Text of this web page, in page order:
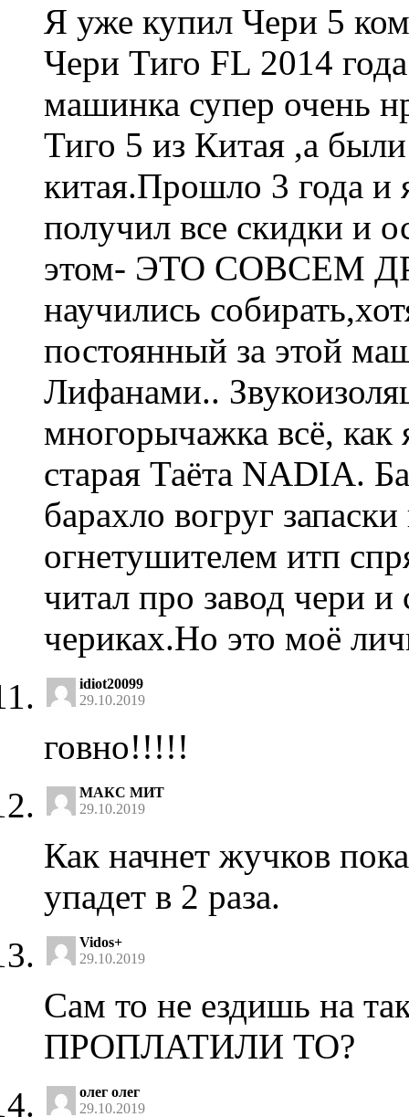
Я уже купил Чери 5
Чери Тиго FL 2014
машинка супер очень
Тиго 5 из Китая ,а
китая.Прошло 3 года и
получил все скидки и
этом- ЭТО СОВСЕМ
научились
постоянный за этой
Лифанами..
многорычажка всё, как
старая Таёта NADIA.
барахло вогруг
огнетушителем итп
читал про завод чери и
чериках.Но это моё
idiot20099
29.10.2019
говно!!!!!
МАКС МИТ
29.10.2019
Как начнет жучков
упадет в 2 раза.
Vidos+
29.10.2019
Сам то не ездишь на
ПРОПЛАТИЛИ ТО?
олег олег
29.10.2019